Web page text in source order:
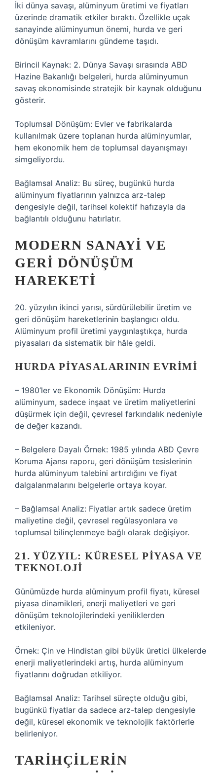
İki dünya savaşı, alüminyum üretimi ve fiyatları
üzerinde dramatik etkiler bıraktı. Özellikle uçak
sanayinde alüminyumun önemi, hurda ve geri
dönüşüm kavramlarını gündeme taşıdı.
Birincil Kaynak: 2. Dünya Savaşı sırasında ABD
Hazine Bakanlığı belgeleri, hurda alüminyumun
savaş ekonomisinde stratejik bir kaynak olduğunu
gösterir.
Toplumsal Dönüşüm: Evler ve fabrikalarda
kullanılmak üzere toplanan hurda alüminyumlar,
hem ekonomik hem de toplumsal dayanışmayı
simgeliyordu.
Bağlamsal Analiz: Bu süreç, bugünkü hurda
alüminyum fiyatlarının yalnızca arz-talep
dengesiyle değil, tarihsel kolektif hafızayla da
bağlantılı olduğunu hatırlatır.
MODERN SANAYI VE
GERI DÖNÜŞÜM
HAREKETI
20. yüzyılın ikinci yarısı, sürdürülebilir üretim ve
geri dönüşüm hareketlerinin başlangıcı oldu.
Alüminyum profil üretimi yaygınlaştıkça, hurda
piyasaları da sistematik bir hâle geldi.
HURDA PIYASALARININ EVRIMI
– 1980’ler ve Ekonomik Dönüşüm: Hurda
alüminyum, sadece inşaat ve üretim maliyetlerini
düşürmek için değil, çevresel farkındalık nedeniyle
de değer kazandı.
– Belgelere Dayalı Örnek: 1985 yılında ABD Çevre
Koruma Ajansı raporu, geri dönüşüm tesislerinin
hurda alüminyum talebini artırdığını ve fiyat
dalgalanmalarını belgelerle ortaya koyar.
– Bağlamsal Analiz: Fiyatlar artık sadece üretim
maliyetine değil, çevresel regülasyonlara ve
toplumsal bilinçlenmeye bağlı olarak değişiyor.
21. YÜZYIL: KÜRESEL PIYASA VE
TEKNOLOJI
Günümüzde hurda alüminyum profil fiyatı, küresel
piyasa dinamikleri, enerji maliyetleri ve geri
dönüşüm teknolojilerindeki yeniliklerden
etkileniyor.
Örnek: Çin ve Hindistan gibi büyük üretici ülkelerde
enerji maliyetlerindeki artış, hurda alüminyum
fiyatlarını doğrudan etkiliyor.
Bağlamsal Analiz: Tarihsel süreçte olduğu gibi,
bugünkü fiyatlar da sadece arz-talep dengesiyle
değil, küresel ekonomik ve teknolojik faktörlerle
belirleniyor.
TARIHÇILERIN